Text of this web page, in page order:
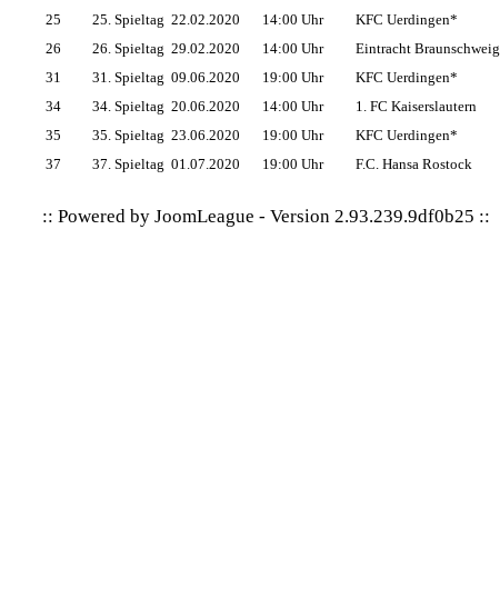
25
25. Spieltag 22.02.2020 14:00 Uhr KFC Uerdingen*
26
26. Spieltag 29.02.2020 14:00 Uhr Eintracht Braunschweig
31
31. Spieltag 09.06.2020 19:00 Uhr KFC Uerdingen*
34
34. Spieltag 20.06.2020 14:00 Uhr 1. FC Kaiserslautern
35
35. Spieltag 23.06.2020 19:00 Uhr KFC Uerdingen*
37
37. Spieltag 01.07.2020 19:00 Uhr F.C. Hansa Rostock
:: Powered by JoomLeague - Version 2.93.239.9df0b25 ::